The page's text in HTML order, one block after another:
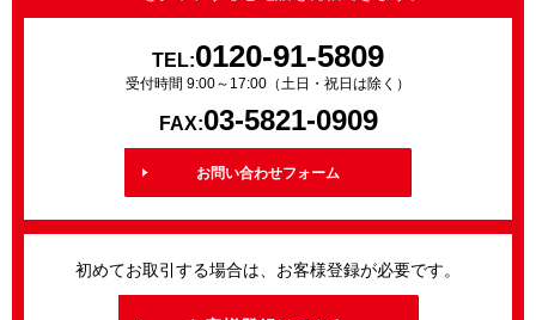
TEL:0120-91-5809
受付時間 9:00～17:00（土日・祝日は除く）
FAX:03-5821-0909
お問い合わせフォーム
初めてお取引する場合は、お客様登録が必要です。